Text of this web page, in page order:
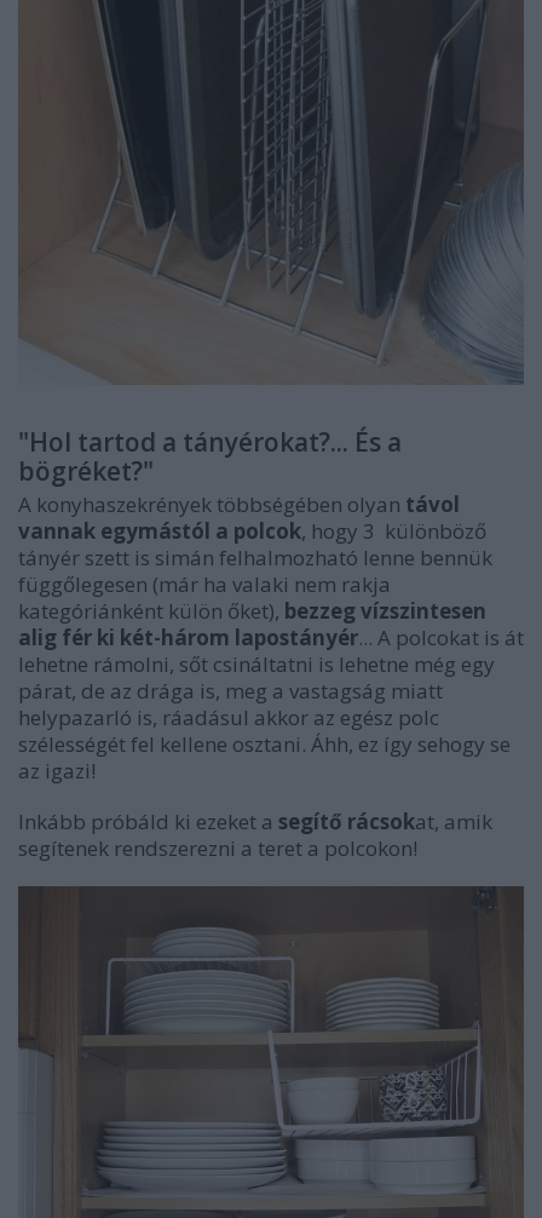
"Hol tartod a tányérokat?... És a
bögréket?"
A konyhaszekrények többségében olyan távol
vannak egymástól a polcok, hogy 3 különböző
tányér szett is simán felhalmozható lenne bennük
függőlegesen (már ha valaki nem rakja
kategóriánként külön őket), bezzeg vízszintesen
alig fér ki két-három lapostányér... A polcokat is át
lehetne rámolni, sőt csináltatni is lehetne még egy
párat, de az drága is, meg a vastagság miatt
helypazarló is, ráadásul akkor az egész polc
szélességét fel kellene osztani. Áhh, ez így sehogy se
az igazi!
Inkább próbáld ki ezeket a segítő rácsokat, amik
segítenek rendszerezni a teret a polcokon!